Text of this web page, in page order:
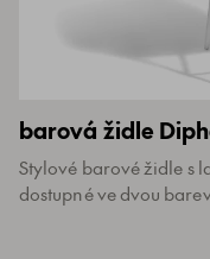
barová židle
Stylové barové židle s
dostupné ve dvou